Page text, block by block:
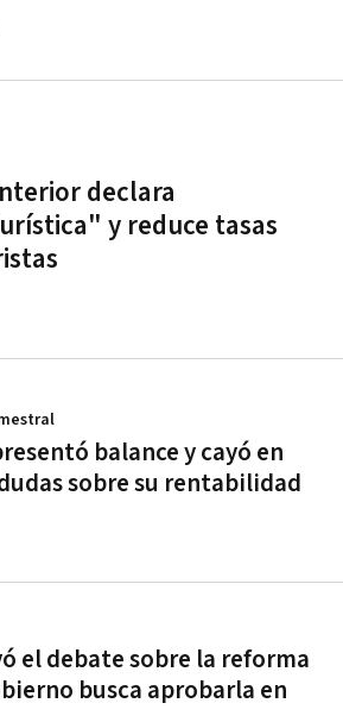
declara
y reduce tasas
balance y cayó en
sobre su rentabilidad
el debate sobre la reforma
busca aprobarla en